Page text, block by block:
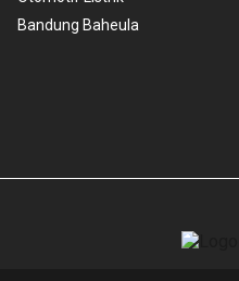
Bandung Baheula